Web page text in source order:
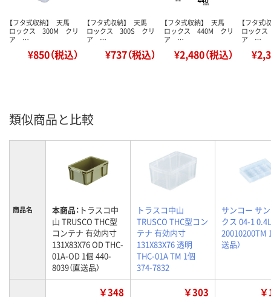
【フタ式収納】 天馬
ロックス 300M クリ
ア …
¥850（税込）
【フタ式収納】 天馬
ロックス 300S クリ
ア …
¥737（税込）
【フタ式収納】 天馬
ロックス 440M クリ
ア …
¥2,480（税込）
【フタ
ロック
ア …
類似商品と比較
商品名 本商品： トラスコ中
山 TRUSCO THC型
コンテナ 有効内寸
131X83X76 OD THC-
01A-OD 1個 440-
8039（直送品）
トラスコ中山
TRUSCO THC型コン
テナ 有効内寸
131X83X76 透明
THC-01A TM 1個
374-7832
サンコー サ
クス 04-1 0.4L
20010200TM
送品）
￥348 ￥303